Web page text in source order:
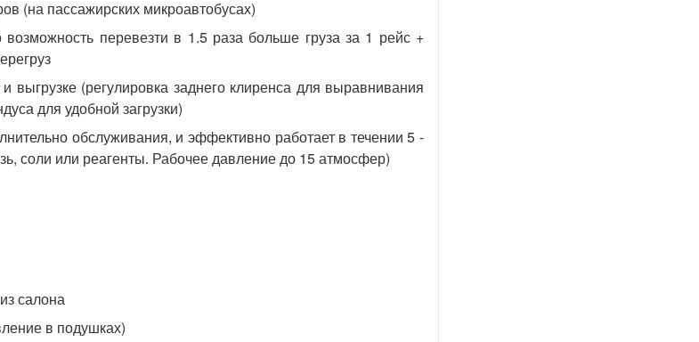
(на пассажирских микроавтобусах)
перевезти в 1.5 раза больше груза за 1 рейс +
выгрузке (регулировка заднего клиренса для выравнивания
для удобной загрузки)
обслуживания, и эффективно работает в течении 5 -
соли или реагенты. Рабочее давление до 15 атмосфер)
салона
в подушках)